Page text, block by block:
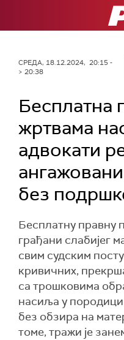
РТС
СРЕДА, 18.12.2024, 20:15 -
> 20:38
Бесплатна
жртвама
адвокати
без
Бесплатну правну
грађани слабијег
свим судским
кривичних,
са трошковима
насиља у породици
без обзира на
томе, тражи је